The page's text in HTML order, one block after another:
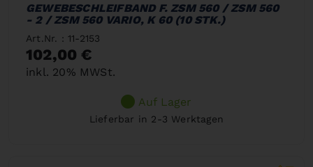
GEWEBESCHLEIFBAND F. ZSM 560 / ZSM 560
- 2 / ZSM 560 VARIO, K 60 (10 STK.)
Art.Nr. : 11-2153
102,00 €
inkl. 20% MWSt.
Auf Lager
Lieferbar in 2-3 Werktagen